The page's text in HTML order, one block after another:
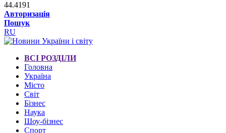
44.4191
Авторизація
Пошук
RU
ВСІ РОЗДІЛИ
Головна
Україна
Місто
Світ
Бізнес
Наука
Шоу-бізнес
Спорт